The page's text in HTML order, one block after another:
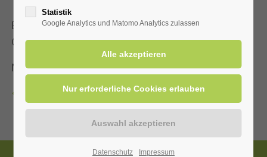
Erlernen Sie die Selbstakupressur zur Linderung von Kopf-,
Gelenk- und Muskelschmerzen.
Mit gültiger Kur-/Einwohnerkarte 2,00 €, ohne 5,00 €.
Statistik
Google Analytics und Matomo Analytics zulassen
Datenschutz Impressum